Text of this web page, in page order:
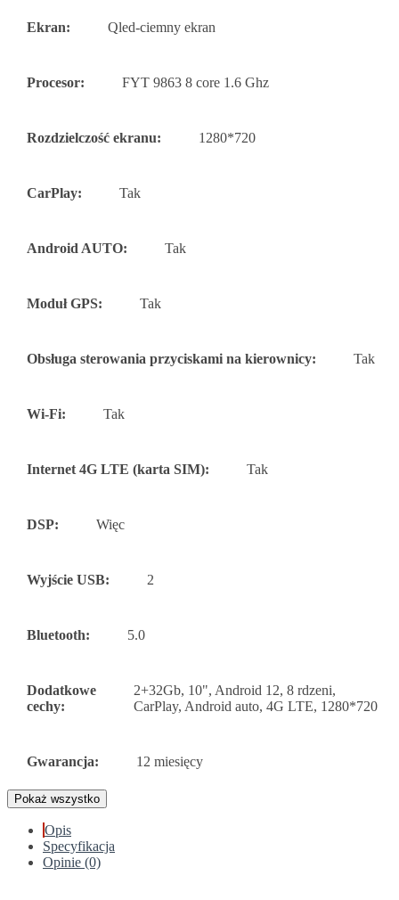
Ekran: Qled-ciemny ekran
Procesor: FYT 9863 8 core 1.6 Ghz
Rozdzielczość ekranu: 1280*720
CarPlay: Tak
Android AUTO: Tak
Moduł GPS: Tak
Obsługa sterowania przyciskami na kierownicy: Tak
Wi-Fi: Tak
Internet 4G LTE (karta SIM): Tak
DSP: Więc
Wyjście USB: 2
Bluetooth: 5.0
Dodatkowe
cechy:
2+32Gb, 10", Android 12, 8 rdzeni,
CarPlay, Android auto, 4G LTE, 1280*720
Gwarancja: 12 miesięcy
Pokaż wszystko
Opis
Specyfikacja
Opinie (0)